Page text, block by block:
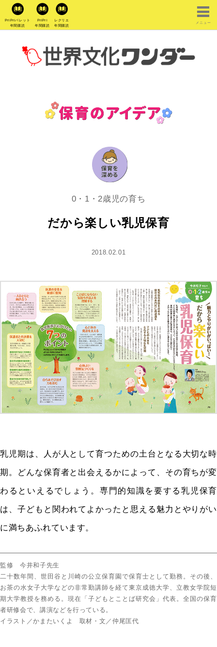
PriPriパレット
年間購読
PriPri
年間購読
レクリエ
年間購読
メニュー
0・1・2歳児の育ち
だから楽しい乳児保育
2018.02.01
乳児期は、人が人として育つための土台となる大切な時
期。どんな保育者と出会えるかによって、その育ちが変
わるといえるでしょう。専門的知識を要する乳児保育
は、子どもと関われてよかったと思える魅力とやりがい
に満ちあふれています。
監修 今井和子先生
二十数年間、世田谷と川崎の公立保育園で保育士として勤務。その後、
お茶の水女子大学などの非常勤講師を経て東京成徳大学、立教女学院短
期大学教授を務める。現在「子どもとことば研究会」代表。全国の保育
者研修会で、講演などを行っている。
イラスト／かまたいくよ 取材・文／仲尾匡代